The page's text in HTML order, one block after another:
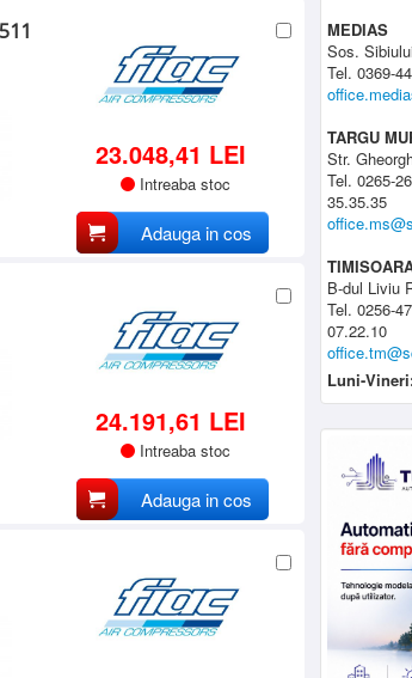
23.048,41 LEI
Intreaba stoc
Adauga in cos
24.191,61 LEI
Intreaba stoc
Adauga in cos
MEDIAS
Sos.
Tel. 0369-
TARGU
Str.
Tel. 0265-
35.35.35
B-dul Liviu
Tel. 0256-
07.22.10
Luni-